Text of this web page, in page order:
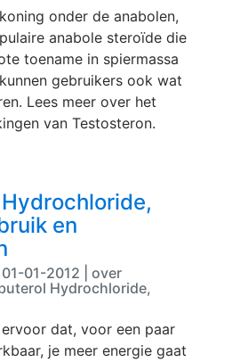
onder de anabolen,
anabole steroïde die
toename in spiermassa
gebruikers ook wat
Lees meer over het
van Testosteron.
en
01-2012 | over
Hydrochloride,
dat, voor een paar
je meer energie gaat